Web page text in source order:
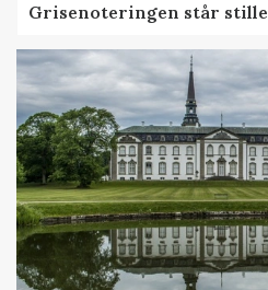
Grisenoteringen står stille